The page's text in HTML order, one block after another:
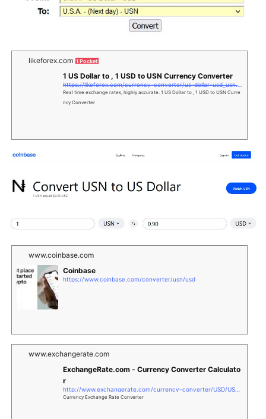
likeforex.com 1 Pocket
1 US Dollar to , 1 USD to USN Currency Converter
https://likeforex.com/currency-converter/us-dollar-usd_usn.htm/1
Real time exchange rates, highly accurate. 1 US Dollar to , 1 USD to USN Curre
ncy Converter
www.coinbase.com
Coinbase
https://www.coinbase.com/converter/usn/usd
www.exchangerate.com
ExchangeRate.com - Currency Converter Calculato
r
http://www.exchangerate.com/currency-converter/USD/USN/1.00/
Currency Exchange Rate Converter